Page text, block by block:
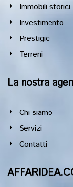
Immobili storici
Investimento
Prestigio
Terreni
La nostra
Chi siamo
Servizi
Contatti